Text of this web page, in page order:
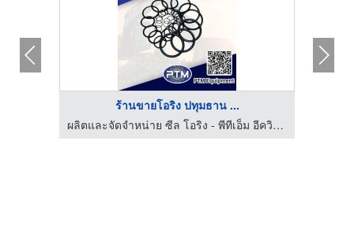
ร้านขายโอริง ปทุมธาน ...
ผลิตและจัดจำหน่าย ซีล โอริง - พีทีเอ็ม อีควิปเม้นท์